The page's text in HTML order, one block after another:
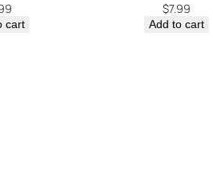
cart
$7.99
Add to cart